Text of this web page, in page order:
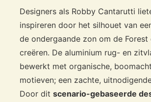
Designers als Robby Cantarutti
inspireren door het silhouet van
de ondergaande zon om de
creëren. De aluminium rug- en
bewerkt met organische,
motieven; een zachte,
Door dit scenario-gebaseerde